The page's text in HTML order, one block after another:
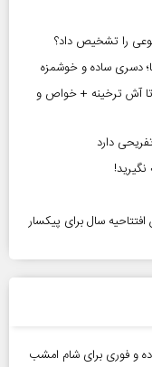
را تشخیص داد؟
دسری ساده و خوشمزه
تا آش ترخینه + خواص و
دارد